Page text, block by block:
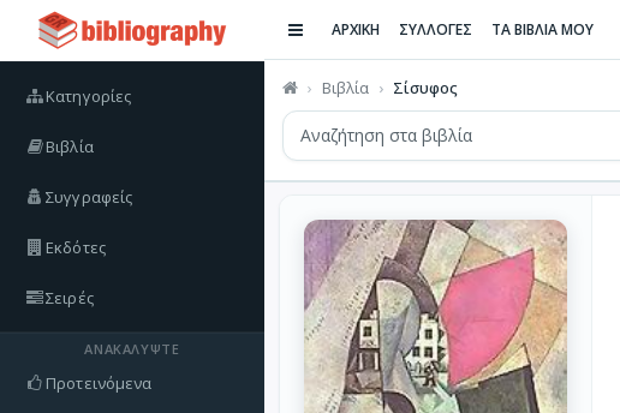
Κατηγορίες
Βιβλία
Συγγραφείς
Εκδότες
Σειρές
ΑΝΑΚΑΛΎΨΤΕ
Προτεινόμενα
ΑΡΧΙΚΗ ΣΥΛΛΟΓΕΣ ΤΑ ΒΙΒΛΙΑ ΜΟΥ
Βιβλία Σίσυφος